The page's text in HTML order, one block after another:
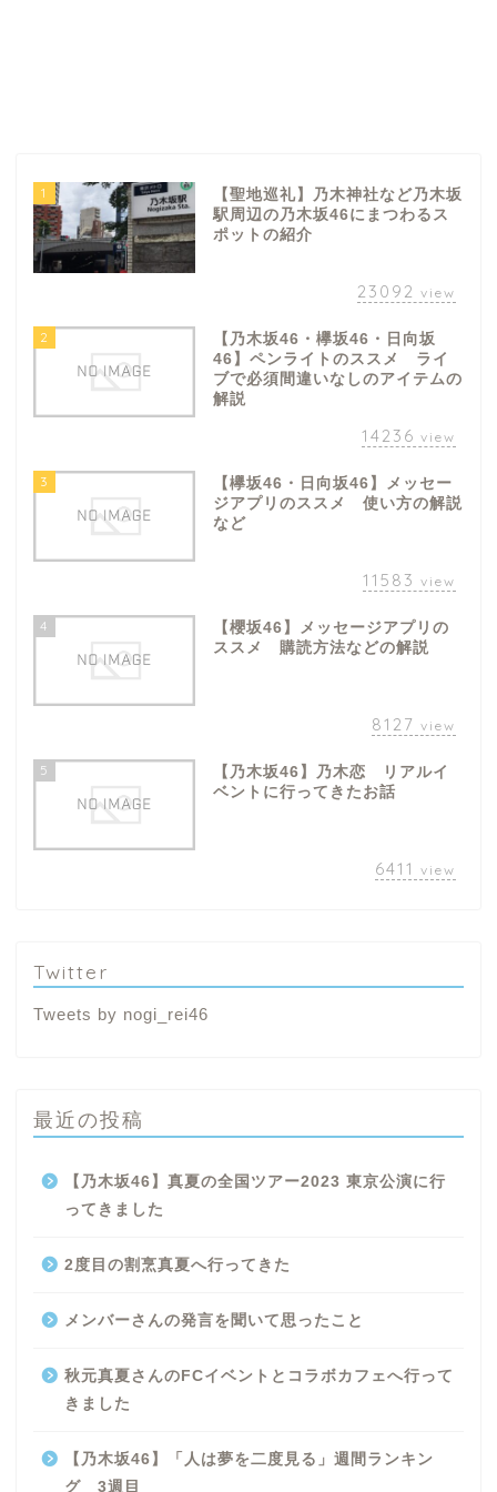
1
【聖地巡礼】乃木神社など乃木坂
駅周辺の乃木坂46にまつわるス
ポットの紹介
23092 view
2
【乃木坂46・欅坂46・日向坂
46】ペンライトのススメ ライ
ブで必須間違いなしのアイテムの
解説
14236 view
3
【欅坂46・日向坂46】メッセー
ジアプリのススメ 使い方の解説
など
11583 view
4
【櫻坂46】メッセージアプリの
ススメ 購読方法などの解説
8127 view
5
【乃木坂46】乃木恋 リアルイ
ベントに行ってきたお話
6411 view
Twitter
Tweets by nogi_rei46
最近の投稿
【乃木坂46】真夏の全国ツアー2023 東京公演に行
ってきました
2度目の割烹真夏へ行ってきた
メンバーさんの発言を聞いて思ったこと
秋元真夏さんのFCイベントとコラボカフェへ行って
きました
【乃木坂46】「人は夢を二度見る」週間ランキン
グ 3週目